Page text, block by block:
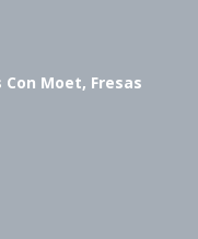
Moet, Fresas